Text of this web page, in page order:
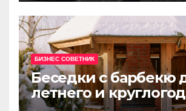
БИЗНЕС СОВЕТНИК
Беседки с барбекю
летнего и